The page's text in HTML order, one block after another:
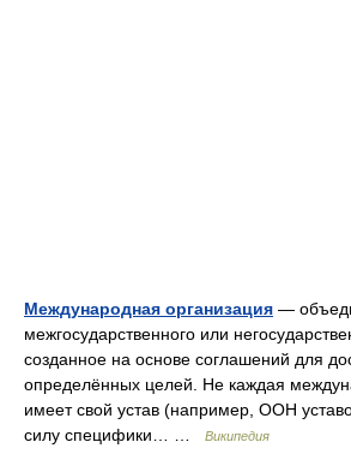
Международная организация —
межгосударственного или
созданное на основе соглашений для
определённых целей. Не каждая
имеет свой устав (например, ООН
силу специфики… …
Википедия